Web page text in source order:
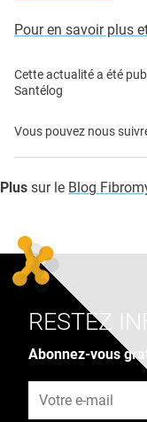
Pour en savoir plus
Cette actualité a été
Santélog
Vous pouvez nous
Plus sur le Blog
RESTEZ
Abonnez-vous